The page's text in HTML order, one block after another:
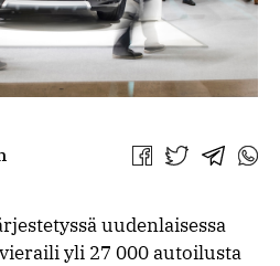
Jaa Jaa Jaa Jaa
uudenlaisessa
yli 27 000 autoilusta